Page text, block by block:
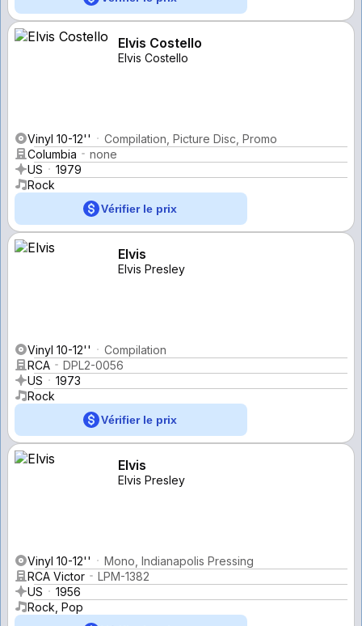
Elvis Costello
Elvis Costello
Vinyl 10-12''
Compilation, Picture Disc, Promo
Columbia
none
US
1979
Rock
Vérifier le prix
Elvis
Elvis Presley
Vinyl 10-12''
Compilation
RCA
DPL2-0056
US
1973
Rock
Vérifier le prix
Elvis
Elvis Presley
Vinyl 10-12''
Mono, Indianapolis Pressing
RCA Victor
LPM-1382
US
1956
Rock, Pop